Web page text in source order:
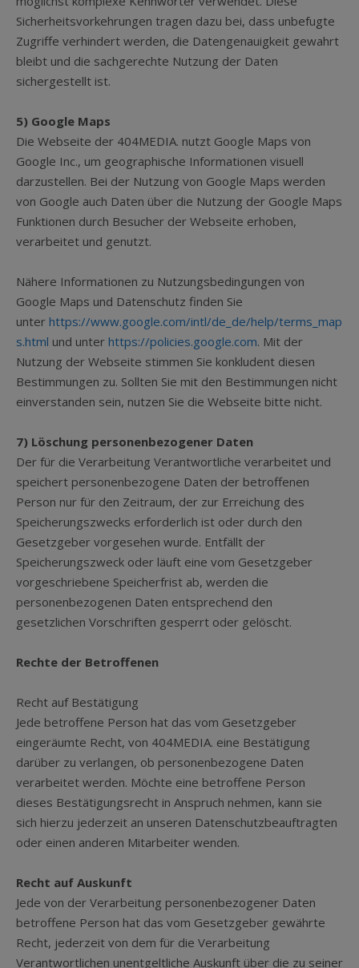
Sicherheitsvorkehrungen tragen dazu bei, dass unbefugte
Zugriffe verhindert werden, die Datengenauigkeit gewahrt
bleibt und die sachgerechte Nutzung der Daten
sichergestellt ist.
5) Google Maps
Die Webseite der 404MEDIA. nutzt Google Maps von
Google Inc., um geographische Informationen visuell
darzustellen. Bei der Nutzung von Google Maps werden
von Google auch Daten über die Nutzung der Google Maps
Funktionen durch Besucher der Webseite erhoben,
verarbeitet und genutzt.
Nähere Informationen zu Nutzungsbedingungen von
Google Maps und Datenschutz finden Sie
unter https://www.google.com/intl/de_de/help/terms_map
s.html und unter https://policies.google.com. Mit der
Nutzung der Webseite stimmen Sie konkludent diesen
Bestimmungen zu. Sollten Sie mit den Bestimmungen nicht
einverstanden sein, nutzen Sie die Webseite bitte nicht.
7) Löschung personenbezogener Daten
Der für die Verarbeitung Verantwortliche verarbeitet und
speichert personenbezogene Daten der betroffenen
Person nur für den Zeitraum, der zur Erreichung des
Speicherungszwecks erforderlich ist oder durch den
Gesetzgeber vorgesehen wurde. Entfällt der
Speicherungszweck oder läuft eine vom Gesetzgeber
vorgeschriebene Speicherfrist ab, werden die
personenbezogenen Daten entsprechend den
gesetzlichen Vorschriften gesperrt oder gelöscht.
Rechte der Betroffenen
Recht auf Bestätigung
Jede betroffene Person hat das vom Gesetzgeber
eingeräumte Recht, von 404MEDIA. eine Bestätigung
darüber zu verlangen, ob personenbezogene Daten
verarbeitet werden. Möchte eine betroffene Person
dieses Bestätigungsrecht in Anspruch nehmen, kann sie
sich hierzu jederzeit an unseren Datenschutzbeauftragten
oder einen anderen Mitarbeiter wenden.
Recht auf Auskunft
Jede von der Verarbeitung personenbezogener Daten
betroffene Person hat das vom Gesetzgeber gewährte
Recht, jederzeit von dem für die Verarbeitung
Verantwortlichen unentgeltliche Auskunft über die zu seiner